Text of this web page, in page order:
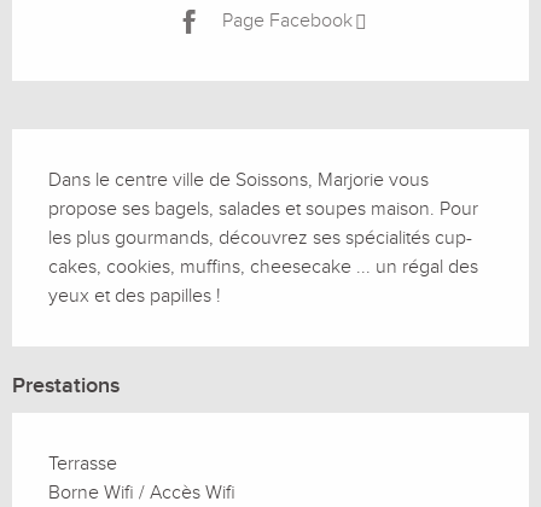
Page Facebook
Dans le centre ville de Soissons, Marjorie vous
propose ses bagels, salades et soupes maison. Pour
les plus gourmands, découvrez ses spécialités cup-
cakes, cookies, muffins, cheesecake ... un régal des
yeux et des papilles !
Prestations
Terrasse
Borne Wifi / Accès Wifi